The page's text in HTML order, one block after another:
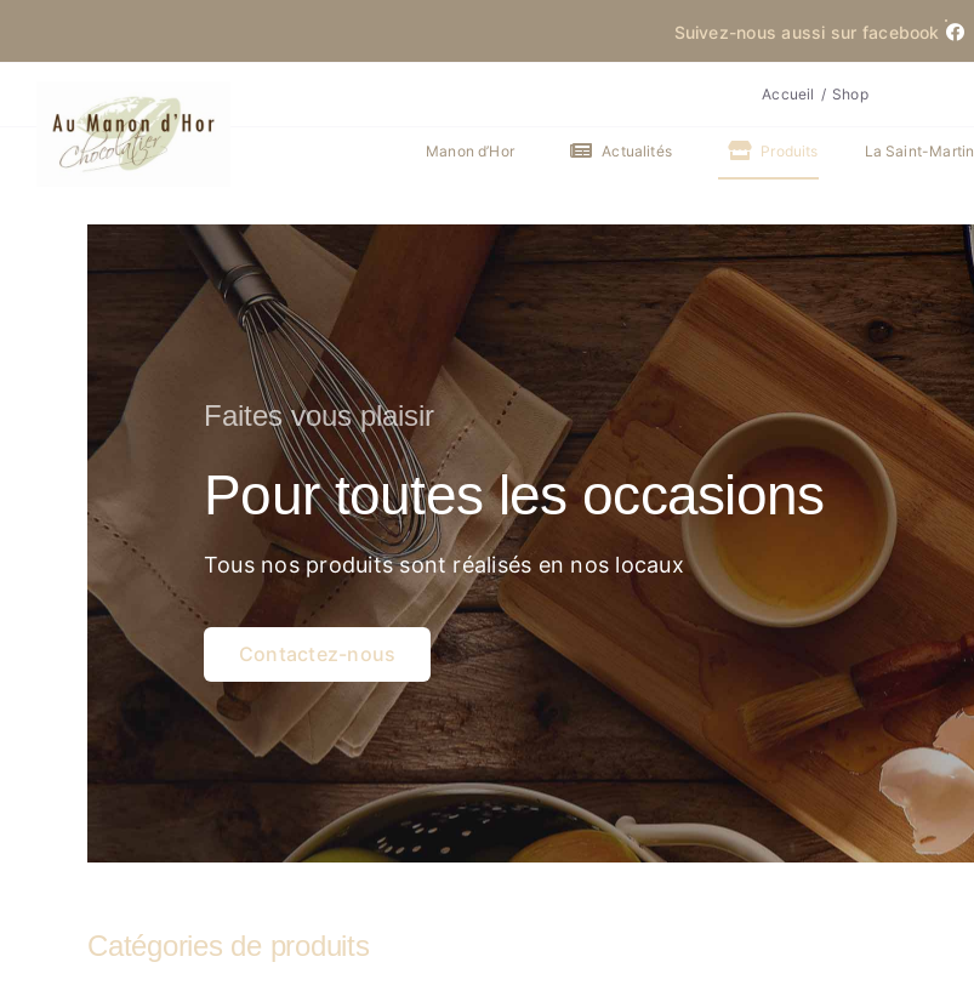
Suivez-nous aussi sur facebook
Manon d’Hor Actualités Produits La Saint-Martin
Accueil Shop
Faites vous plaisir
Pour toutes les occasions
Tous nos produits sont réalisés en nos locaux
Contactez-nous
Catégories de produits